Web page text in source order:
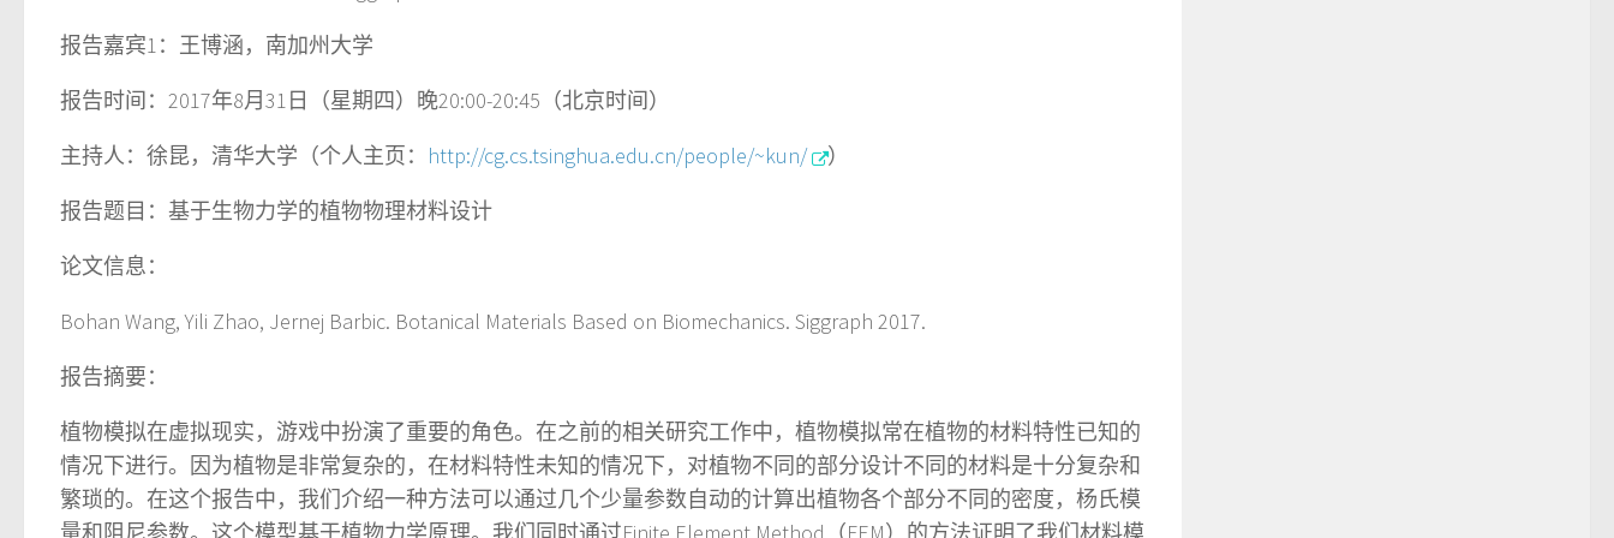
报告嘉宾1：王博涵，南加州大学
报告时间： 2017年8月31日（星期四）晚20:00-20:45 （北京时间）
主持人：徐昆，清华大学（个人主页： http://cg.cs.tsinghua.edu.cn/people/~kun/
）
报告题目：基于生物力学的植物物理材料设计
论文信息：
Bohan Wang, Yili Zhao, Jernej Barbic. Botanical Materials Based on Biomechanics. Siggraph 2017.
报告摘要：
植物模拟在虚拟现实，游戏中扮演了重要的角色。在之前的相关研究工作中，植物模拟常在植物的材料特性已知的
情况下进行。因为植物是非常复杂的，在材料特性未知的情况下，对植物不同的部分设计不同的材料是十分复杂和
繁琐的。在这个报告中，我们介绍一种方法可以通过几个少量参数自动的计算出植物各个部分不同的密度，杨氏模